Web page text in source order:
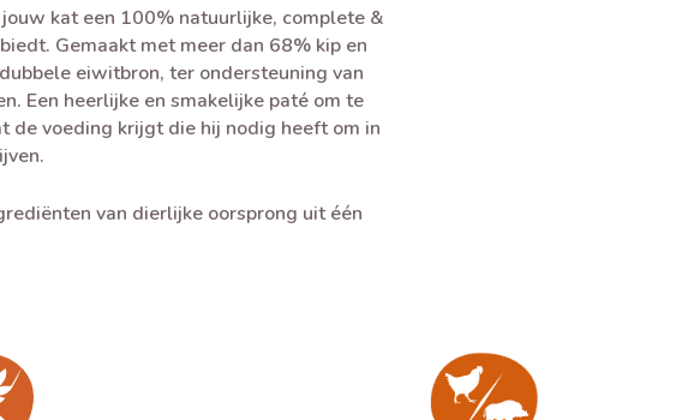
kat een 100% natuurlijke, complete &
Gemaakt met meer dan 68% kip en
eiwitbron, ter ondersteuning van
Een heerlijke en smakelijke paté om te
de voeding krijgt die hij nodig heeft om in
van dierlijke oorsprong uit één